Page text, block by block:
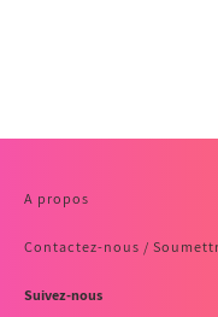
A propos
Contactez-nous /
Suivez-nous